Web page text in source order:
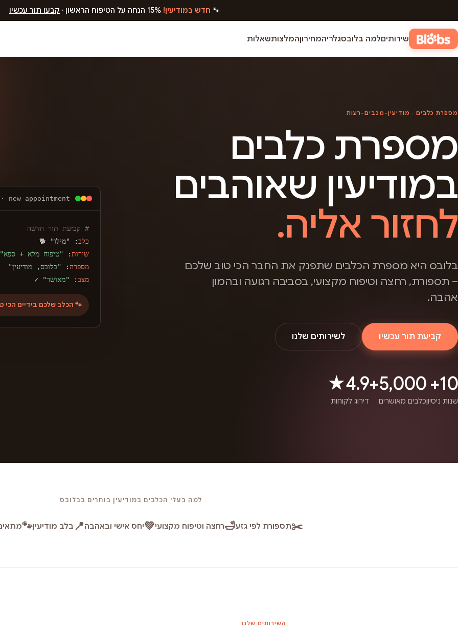
🐾 חדש במודיעין! קבעו תור עכשיו
שירותיםלמה בלובסגלריהמחירוןהמלצותשאלות
מספרת כלבים · מודיעין-מכבים-רעות
מספרת כלבים
במודיעין שאוהבים
לחזור אליה.
בלובס היא מספרת הכלבים שתפנק את החבר הכי טוב שלכם
– תספורת, רחצה וטיפוח מקצועי, בסביבה רגועה ובהמון
אהבה.
קביעת תור עכשיו לשירותים שלנו
10+
שנות ניסיון
5,000+
כלבים מאושרים
4.9★
דירוג לקוחות
new-appointment
# קביעת תור חדשה
כלב: "מילו" 🐕
שירות : "טיפוח מלא + ספא"
מספרה: "בלובס, מודיעין"
מצב: "מאושר" ✓
🐾 הכלב שלכם בידיים הכי
למה בעלי הכלבים במודיעין בוחרים בבלובס
✂️תספורת לפי גזע🛁רחצה וטיפוח מקצועי💚יחס אישי ובאהבה📍 בלב מודיעין🐾
השירותים שלנו